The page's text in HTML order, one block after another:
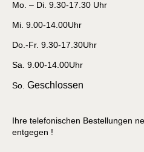
Mo. – Di. 9.30-17.30 Uhr
Mi. 9.00-14.00Uhr
Do.-Fr. 9.30-17.30Uhr
Sa. 9.00-14.00Uhr
So. Geschlossen
Ihre telefonischen Bestellungen
entgegen !